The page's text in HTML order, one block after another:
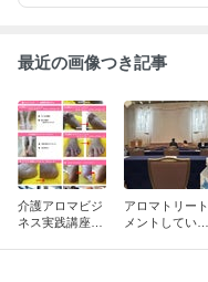
最近の画像つき記事
介護アロマビジ
ネス実践講座が
アロマトリート
メントしている